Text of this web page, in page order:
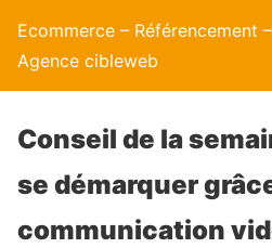
Ecommerce – Référencement
Agence cibleweb
Conseil de la
se démarquer
communication